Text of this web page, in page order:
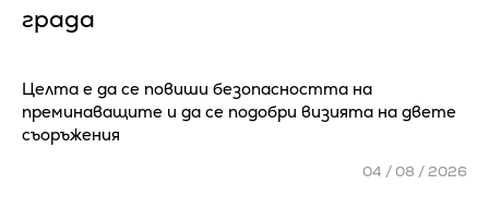
града
Целта е да се повиши безопасността на
преминаващите и да се подобри визията на двете
съоръжения
04 / 08 / 2026